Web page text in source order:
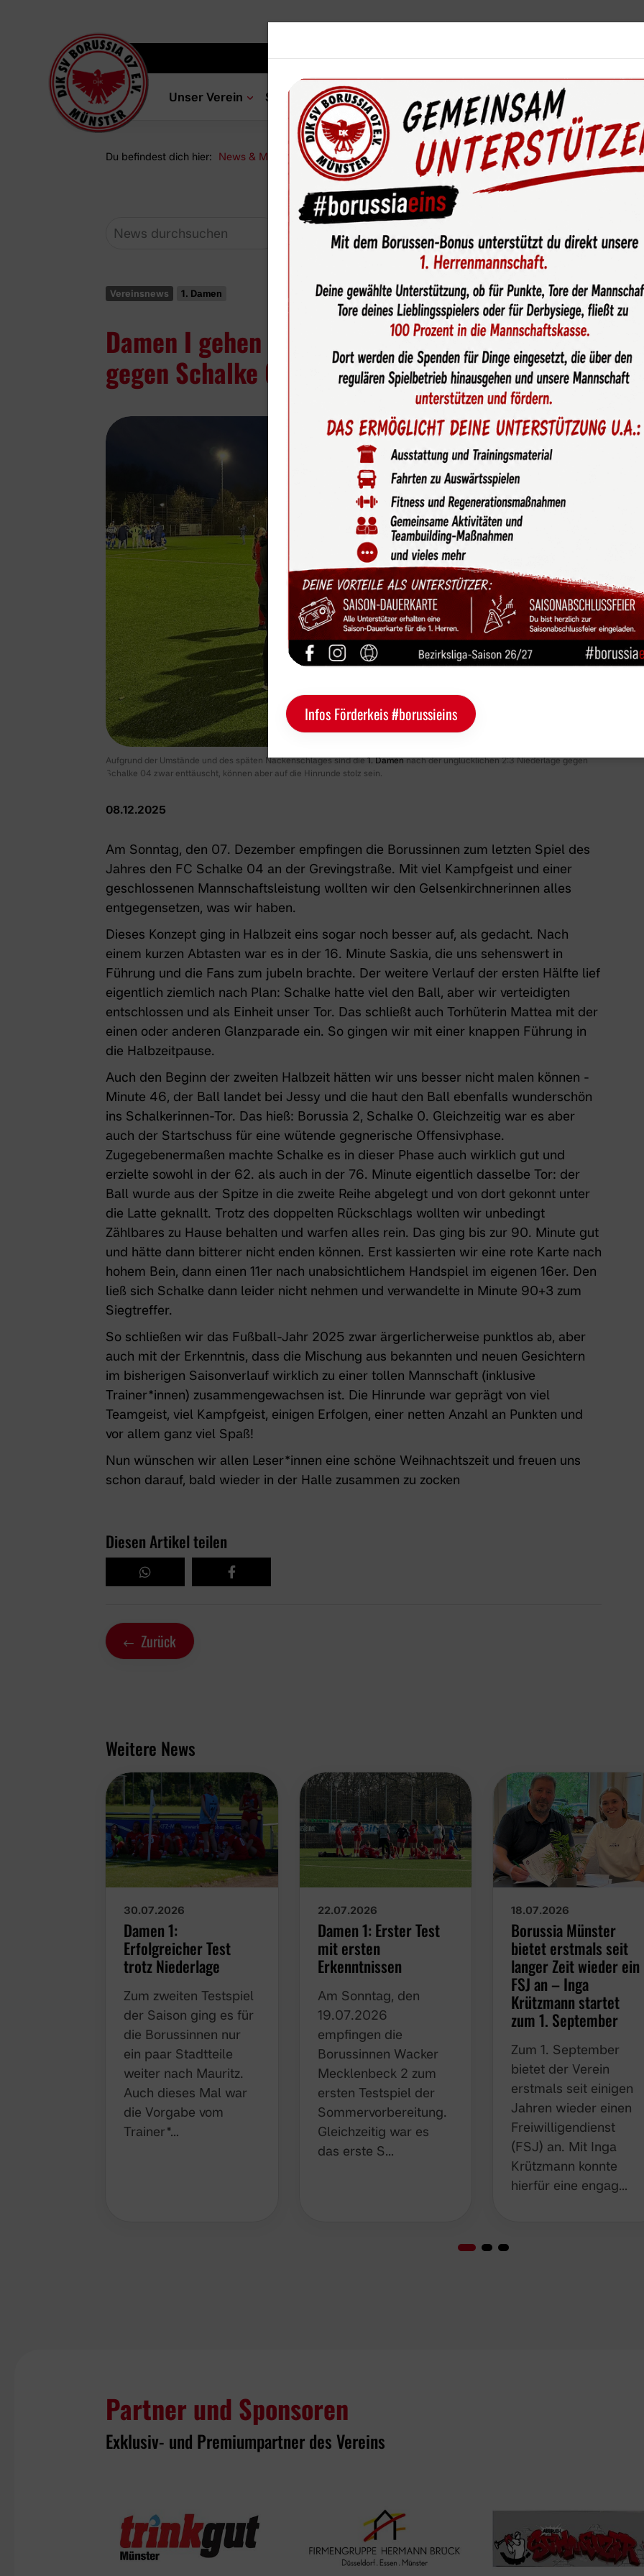
Unser Verein Sportangebot News & Media Service Sponsoren
Du befindest dich hier: News & Media Newsroom Damen I gehen nach einer Last-Minute-Pleite gegen
Vereinsnews 1. Damen
Damen I gehen nach einer Last-Minute-Pleite
gegen Schalke 04 in die Winterpause
Aufgrund der Umstände und des späten Nackenschlages sind die1. Damennach der unglücklichen 2:3 Niederlage gegen
Schalke 04 zwar enttäuscht, können aber auf die Hinrunde stolz sein.
08.12.2025
Am Sonntag, den 07. Dezember empfingen die Borussinnen zum letzten Spiel des
Jahres den FC Schalke 04 an der Grevingstraße. Mit viel Kampfgeist und einer
geschlossenen Mannschaftsleistung wollten wir den Gelsenkirchnerinnen alles
entgegensetzen, was wir haben.
Dieses Konzept ging in Halbzeit eins sogar noch besser auf, als gedacht. Nach
einem kurzen Abtasten war es in der 16. Minute Saskia, die uns sehenswert in
Führung und die Fans zum jubeln brachte. Der weitere Verlauf der ersten Hälfte lief
eigentlich ziemlich nach Plan: Schalke hatte viel den Ball, aber wir verteidigten
entschlossen und als Einheit unser Tor. Das schließt auch Torhüterin Mattea mit der
einen oder anderen Glanzparade ein. So gingen wir mit einer knappen Führung in
die Halbzeitpause.
Auch den Beginn der zweiten Halbzeit hätten wir uns besser nicht malen können -
Minute 46, der Ball landet bei Jessy und die haut den Ball ebenfalls wunderschön
ins Schalkerinnen-Tor. Das hieß: Borussia 2, Schalke 0. Gleichzeitig war es aber
auch der Startschuss für eine wütende gegnerische Offensivphase.
Zugegebenermaßen machte Schalke es in dieser Phase auch wirklich gut und
erzielte sowohl in der 62. als auch in der 76. Minute eigentlich dasselbe Tor: der
Ball wurde aus der Spitze in die zweite Reihe abgelegt und von dort gekonnt unter
die Latte geknallt. Trotz des doppelten Rückschlags wollten wir unbedingt
Zählbares zu Hause behalten und warfen alles rein. Das ging bis zur 90. Minute gut
und hätte dann bitterer nicht enden können. Erst kassierten wir eine rote Karte nach
hohem Bein, dann einen 11er nach unabsichtlichem Handspiel im eigenen 16er. Den
ließ sich Schalke dann leider nicht nehmen und verwandelte in Minute 90+3 zum
Siegtreffer.
So schließen wir das Fußball-Jahr 2025 zwar ärgerlicherweise punktlos ab, aber
auch mit der Erkenntnis, dass die Mischung aus bekannten und neuen Gesichtern
im bisherigen Saisonverlauf wirklich zu einer tollen Mannschaft (inklusive
Trainer*innen) zusammengewachsen ist. Die Hinrunde war geprägt von viel
Teamgeist, viel Kampfgeist, einigen Erfolgen, einer netten Anzahl an Punkten und
vor allem ganz viel Spaß!
Nun wünschen wir allen Leser*innen eine schöne Weihnachtszeit und freuen uns
schon darauf, bald wieder in der Halle zusammen zu zocken
Diesen Artikel teilen
Zurück
Weitere News
30.07.2026
Damen 1: Erfolgreicher
Test trotz Niederlage
Zum zweiten Testspiel
der Saison ging es für
die Borussinnen nur
ein paar Stadtteile
weiter nach Mauritz.
Auch dieses Mal war
die Vorgabe vom
Trainer*…
22.07.2026
Damen 1: Erster Test
mit ersten
Erkenntnissen
Am Sonntag, den
19.07.2026 empfingen
die Borussinnen
Wacker Mecklenbeck
2 zum ersten Testspiel
der
Sommervorbereitung.
Gleichzeitig war es das
erste S…
18.07.2026
Borussia Münster
bietet erstmals seit
langer Zeit wieder ein
FSJ an – Inga
Krützmann startet zum
1. September
Zum 1. September
bietet der Verein
erstmals seit einigen
Jahren wieder einen
Freiwilligendienst
(FSJ) an. Mit Inga
Krützmann konnte
hierfür eine engag…
Partner und Sponsoren
Exklusiv- und Premiumpartner des Vereins
Infos Förderkeis #borussieins